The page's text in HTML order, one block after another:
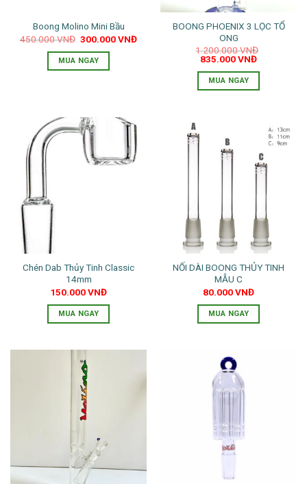
Boong Molino Mini Bầu
450.000VNĐ Giá
là:
450.000 VNĐ.
300.000VNĐGiá
MUA NGAY
BOONG PHOENIX 3 LỌC TỔ
ONG
1.200.000VNĐ
Giá
là:
1.200.000 VNĐ.
835.000VNĐGiá
tại
835.000
MUA NGAY
Chén Dab Thủy Tinh Classic
14mm
150.000VNĐ
MUA NGAY
NỐI DÀI BOONG THỦY TINH
MẪU C
80.000VNĐ
MUA NGAY